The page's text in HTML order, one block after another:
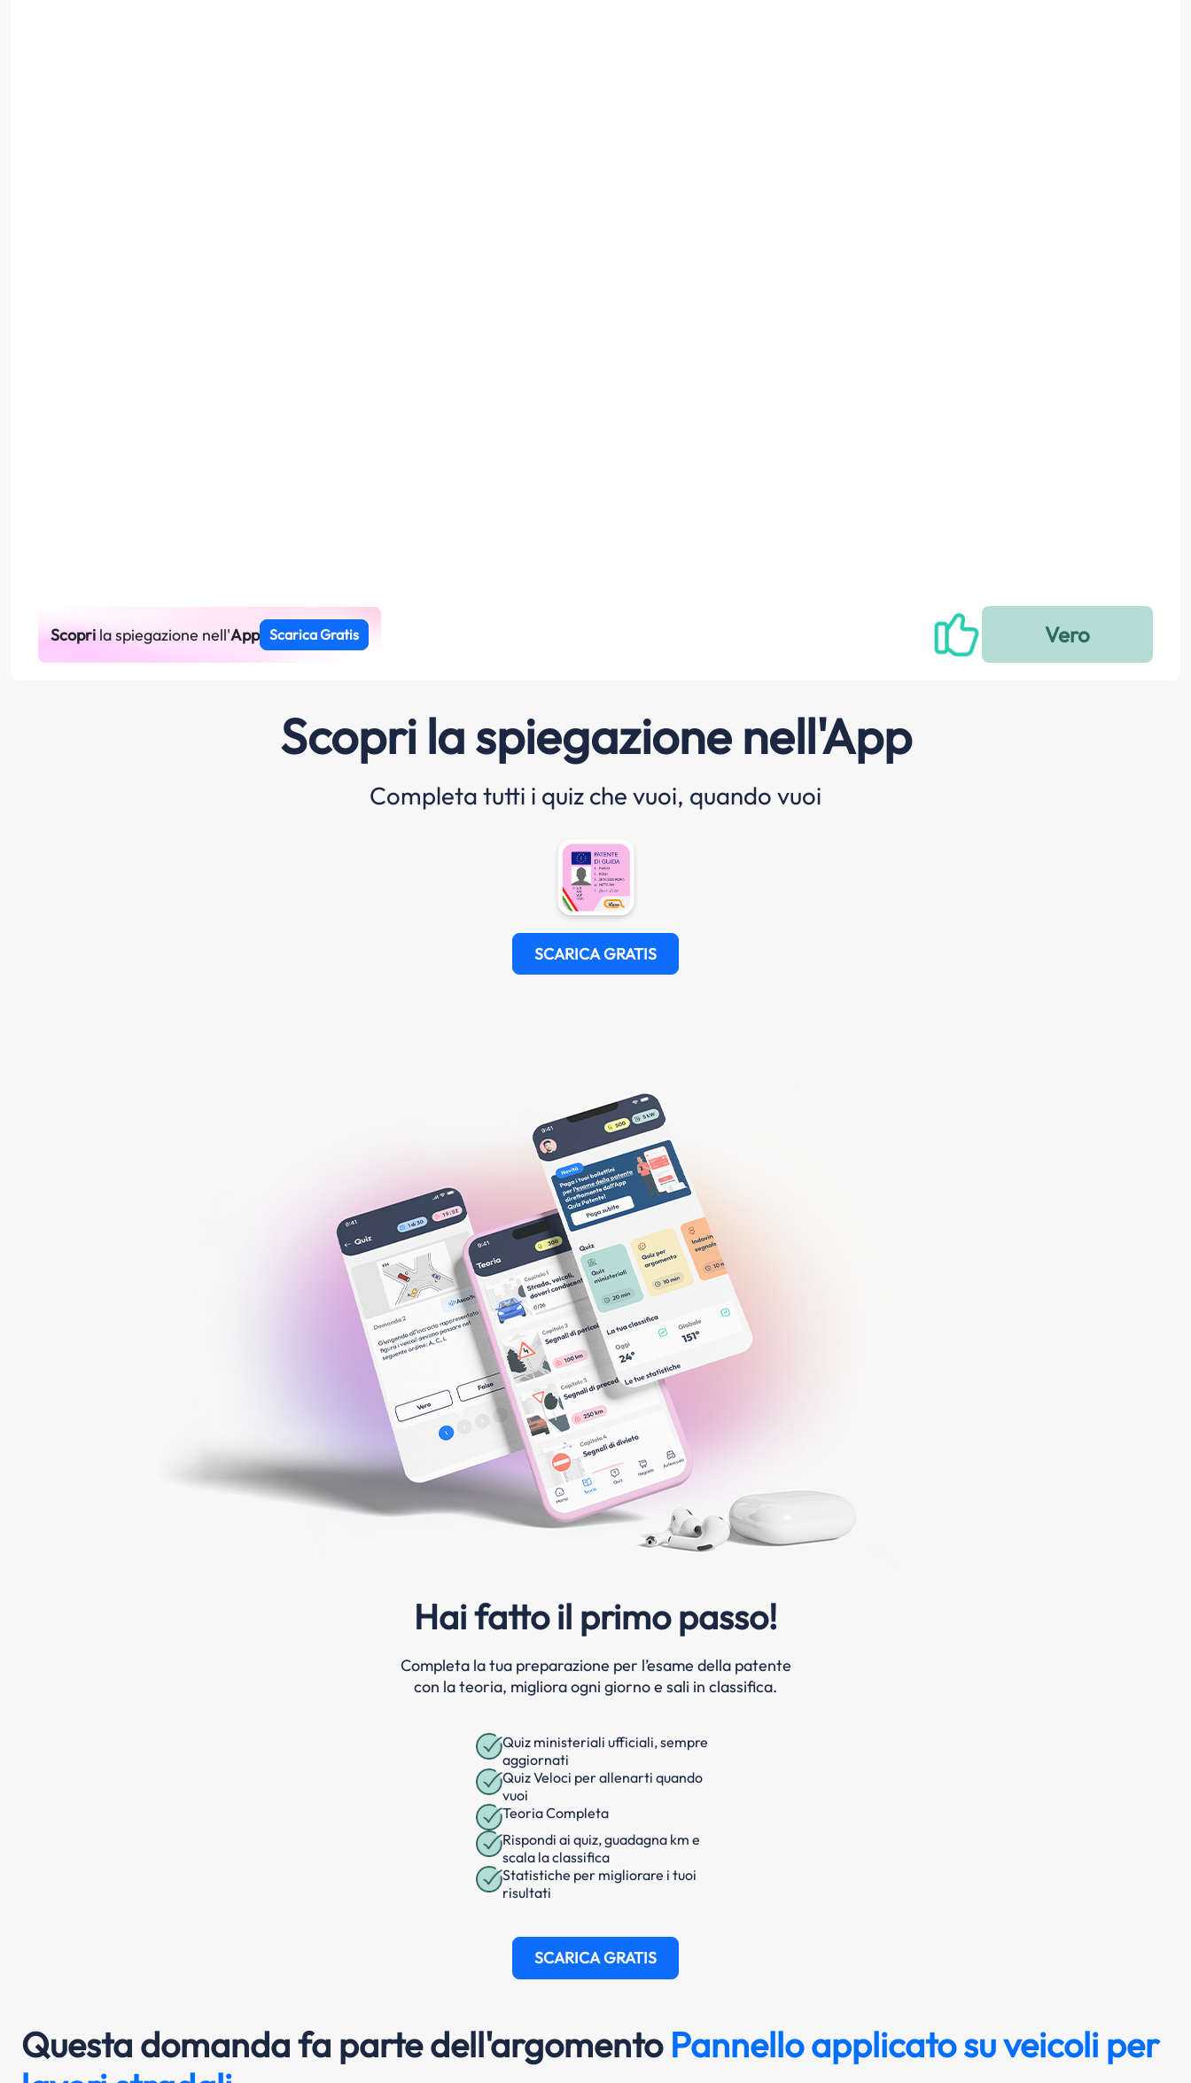
Scoprila spiegazione nell'App Scarica Gratis
Scopri la spiegazione nell'App
Completa tutti i quiz che vuoi, quando vuoi
SCARICA GRATIS
Hai fatto il primo passo!
Completa la tua preparazione per l’esame della patente
con la teoria, migliora ogni giorno e sali in classifica.
Quiz ministeriali ufficiali, sempre
aggiornati
Quiz Veloci per allenarti quando
vuoi
Teoria Completa
Rispondi ai quiz, guadagna km e
scala la classifica
Statistiche per migliorare i tuoi
risultati
SCARICA GRATIS
Questa domanda fa parte dell'argomento Pannello applicato su veicoli per